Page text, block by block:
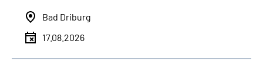
Bad Driburg
17.08.2026